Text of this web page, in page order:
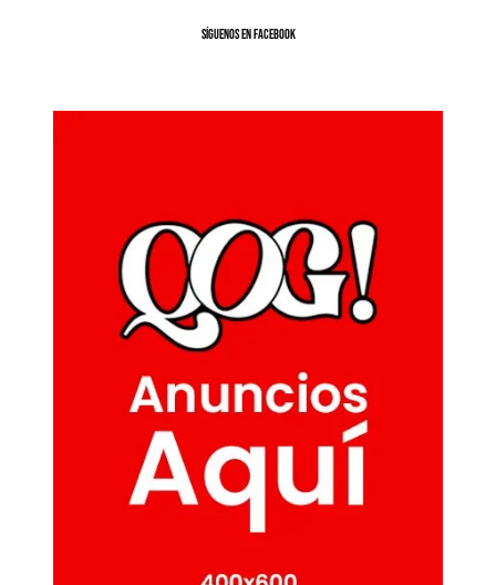
SíGUENOS EN FACEBOOK